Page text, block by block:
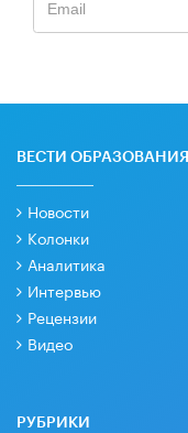
ВЕСТИ ОБРАЗОВАНИЯ
Новости
Колонки
Аналитика
Интервью
Рецензии
Видео
РУБРИКИ